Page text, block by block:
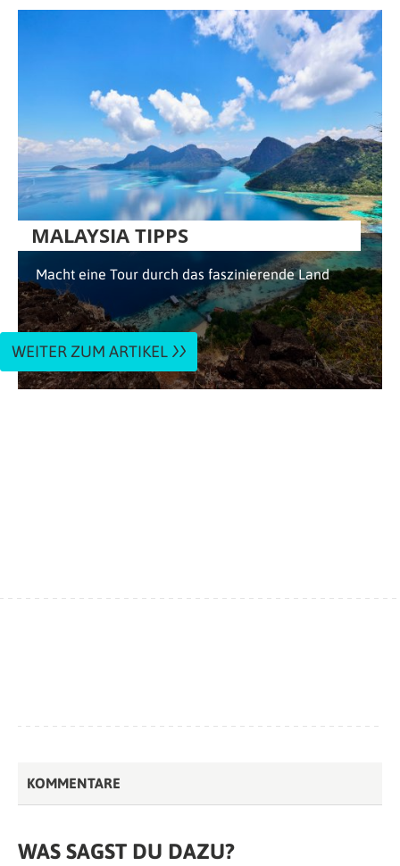
MALAYSIA TIPPS
Macht eine Tour durch das faszinierende Land
WEITER ZUM ARTIKEL
KOMMENTARE
WAS SAGST DU DAZU?